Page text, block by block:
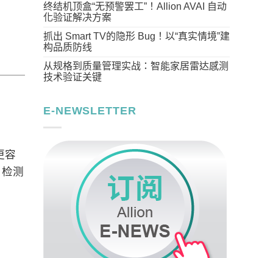
容
测
终结机顶盒“无预警罢工”！Allion AVAI 自动
化验证解决方案
抓出 Smart TV的隐形 Bug！以“真实情境”建
构品质防线
从规格到质量管理实战：智能家居雷达感测
技术验证关键
E-NEWSLETTER